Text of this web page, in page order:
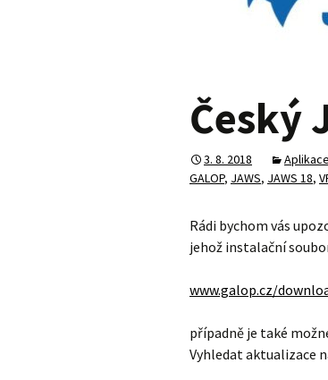
Český
3. 8. 2018 Aplikace
GALOP, JAWS, JAWS 18,
Rádi bychom vás
jehož instalační
www.galop.cz/
případně je také
Vyhledat aktualizace